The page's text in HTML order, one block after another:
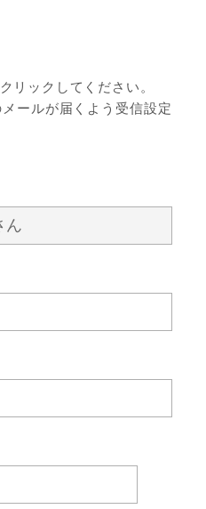
リックしてください。
ールが届くよう受信設定